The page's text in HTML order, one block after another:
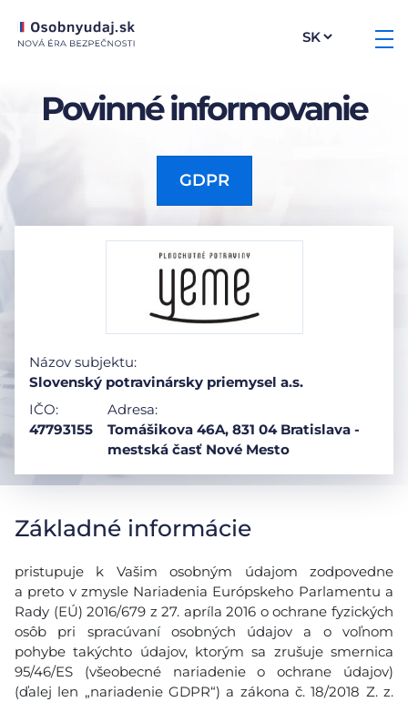
Povinné informovanie
GDPR
Názov subjektu:
Slovenský potravinársky priemysel a.s.
IČO:
47793155
Adresa:
Tomášikova 46A, 831 04 Bratislava -
mestská časť Nové Mesto
Základné informácie
pristupuje k Vašim osobným údajom zodpovedne
a preto v zmysle Nariadenia Európskeho Parlamentu a
Rady (EÚ) 2016/679 z 27. apríla 2016 o ochrane fyzických
osôb pri spracúvaní osobných údajov a o voľnom
pohybe takýchto údajov, ktorým sa zrušuje smernica
95/46/ES (všeobecné nariadenie o ochrane údajov)
(ďalej len „nariadenie GDPR“) a zákona č. 18/2018 Z. z.